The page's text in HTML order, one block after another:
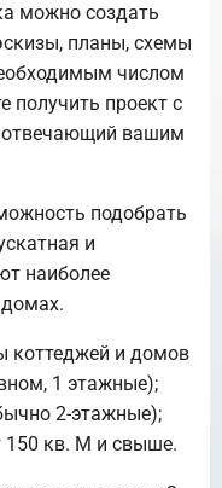
можно создать
планы, схемы
числом
получить проект с
отвечающий вашим
подобрать
и
наиболее
коттеджей и домов
1 этажные);
2-этажные);
150 кв. М и свыше.